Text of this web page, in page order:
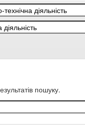
пошуку.